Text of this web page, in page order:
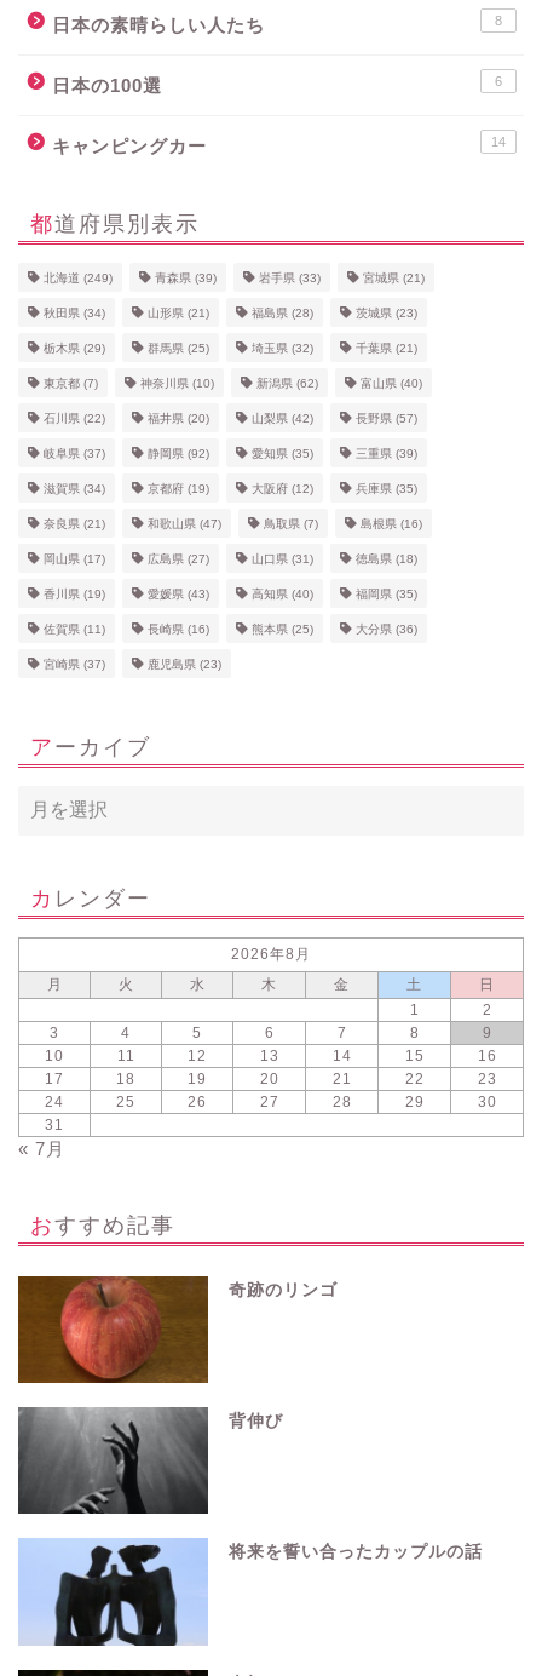
日本の素晴らしい人たち 8
日本の100選 6
キャンピングカー 14
都道府県別表示
北海道 (249) 青森県 (39) 岩手県 (33) 宮城県 (21)
秋田県 (34) 山形県 (21) 福島県 (28) 茨城県 (23)
栃木県 (29) 群馬県 (25) 埼玉県 (32) 千葉県 (21)
東京都 (7) 神奈川県 (10) 新潟県 (62) 富山県 (40)
石川県 (22) 福井県 (20) 山梨県 (42) 長野県 (57)
岐阜県 (37) 静岡県 (92) 愛知県 (35) 三重県 (39)
滋賀県 (34) 京都府 (19) 大阪府 (12) 兵庫県 (35)
奈良県 (21) 和歌山県 (47) 鳥取県 (7) 島根県 (16)
岡山県 (17) 広島県 (27) 山口県 (31) 徳島県 (18)
香川県 (19) 愛媛県 (43) 高知県 (40) 福岡県 (35)
佐賀県 (11) 長崎県 (16) 熊本県 (25) 大分県 (36)
宮崎県 (37) 鹿児島県 (23)
アーカイブ
カレンダー
2026年8月
月
火 水 木 金 土
日
1
2
3
4 5 6 7 8
9
10
11 12 13 14 15
16
17
18 19 20 21 22
23
24
25 26 27 28 29
30
31
« 7月
おすすめ記事
奇跡のリンゴ
背伸び
将来を誓い合ったカップルの話